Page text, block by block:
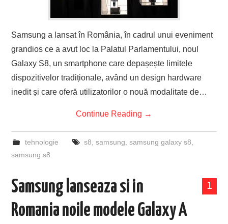
Samsung a lansat în România, în cadrul unui eveniment
grandios ce a avut loc la Palatul Parlamentului, noul
Galaxy S8, un smartphone care depașește limitele
dispozitivelor tradiționale, având un design hardware
inedit și care oferă utilizatorilor o nouă modalitate de…
Continue Reading →
tehnologie s8 samsung samsung galaxy s8
samsung s8
1
Samsung lanseaza si in
Romania noile modele Galaxy A